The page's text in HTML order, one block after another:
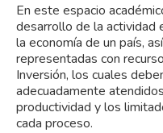
En este espacio
desarrollo de la actividad
la economía de un país,
representadas con
Inversión, los cuales
adecuadamente
productividad y los
cada proceso.